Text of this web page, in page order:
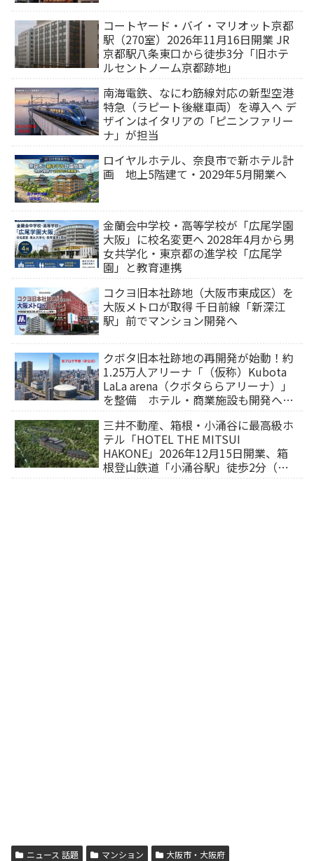
コートヤード・バイ・マリオット京都
駅（270室）2026年11月16日開業 JR
京都駅八条東口から徒歩3分「旧ホテ
ルセントノーム京都跡地」
南海電鉄、なにわ筋線対応の新型空港
特急（ラピート後継車両）を導入へ デ
ザインはイタリアの「ピニンファリー
ナ」が担当
ロイヤルホテル、奈良市で新ホテル計
画 地上5階建て・2029年5月開業へ
金蘭会中学校・高等学校が「広尾学園
大阪」に校名変更へ 2028年4月から男
女共学化・東京都の進学校「広尾学
園」と教育連携
コクヨ旧本社跡地（大阪市東成区）を
大阪メトロが取得 千日前線「新深江
駅」前でマンション開発へ
クボタ旧本社跡地の再開発が始動！約
1.25万人アリーナ「（仮称）Kubota
LaLa arena（クボタららアリーナ）」
を整備 ホテル・商業施設も開発へ
三井不動産、箱根・小涌谷に最高級ホ
テル「HOTEL THE MITSUI
HAKONE」2026年12月15日開業、箱
根登山鉄道「小涌谷駅」徒歩2分（旅
ニュース 話題 マンション
大阪市・大阪府